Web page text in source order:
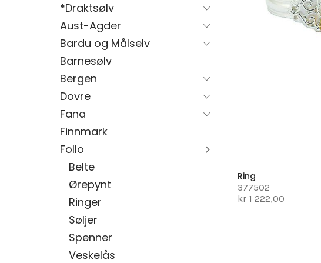
*Draktsølv
Aust-Agder
Bardu og Målselv
Barnesølv
Bergen
Dovre
Fana
Finnmark
Follo
Belte
Ørepynt
Ringer
Søljer
Spenner
Veskelås
Ring
377502
kr 1 222,00